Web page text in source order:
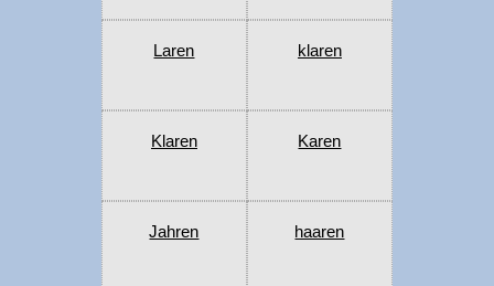
Laren klaren
Klaren Karen
Jahren haaren